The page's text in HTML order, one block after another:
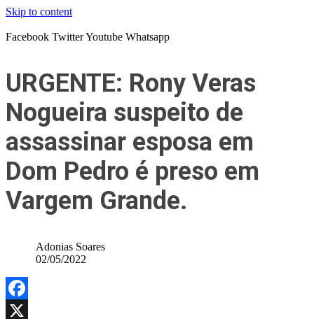
Skip to content
Facebook TwitterYoutube Whatsapp
URGENTE: Rony Veras
Nogueira suspeito de
assassinar esposa em
Dom Pedro é preso em
Vargem Grande.
Adonias Soares
02/05/2022
Facebook